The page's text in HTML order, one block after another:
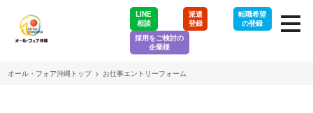
LINE
相談
派遣
登録
転職希望
の登録
採用をご検討の
企業様
オール・フォア沖縄トップ > お仕事エントリーフォーム